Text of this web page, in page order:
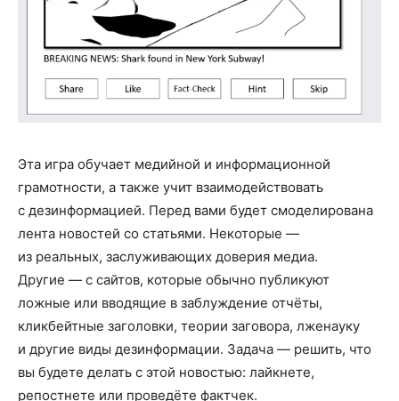
Эта игра обучает медийной и информационной
грамотности, а также учит взаимодействовать
с дезинформацией. Перед вами будет смоделирована
лента новостей со статьями. Некоторые —
из реальных, заслуживающих доверия медиа.
Другие — с сайтов, которые обычно публикуют
ложные или вводящие в заблуждение отчёты,
кликбейтные заголовки, теории заговора, лженауку
и другие виды дезинформации. Задача — решить, что
вы будете делать с этой новостью: лайкнете,
репостнете или проведёте фактчек.